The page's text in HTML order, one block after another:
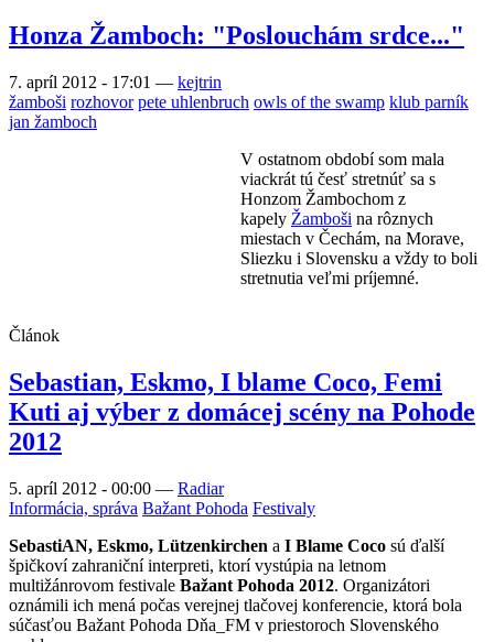
Honza Žamboch: "Poslouchám srdce..."
7. apríl 2012 - 17:01 — kejtrin
žamboši rozhovor pete uhlenbruch owls of the swamp klub parník
jan žamboch
V ostatnom období som mala
viackrát tú česť stretnúť sa s
Honzom Žambochom z
kapely Žamboši na rôznych
miestach v Čechám, na Morave,
Sliezku i Slovensku a vždy to boli
stretnutia veľmi príjemné.
Článok
Sebastian, Eskmo, I blame Coco, Femi
Kuti aj výber z domácej scény na Pohode
2012
5. apríl 2012 - 00:00 — Radiar
Informácia, správa Bažant Pohoda Festivaly
SebastiAN, Eskmo, Lützenkirchen a I Blame Coco sú ďalší
špičkoví zahraniční interpreti, ktorí vystúpia na letnom
multižánrovom festivale Bažant Pohoda 2012. Organizátori
oznámili ich mená počas verejnej tlačovej konferencie, ktorá bola
súčasťou Bažant Pohoda Dňa_FM v priestoroch Slovenského